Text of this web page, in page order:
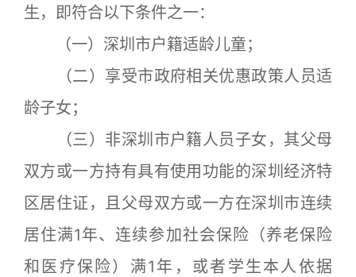
生，即符合以下条件之一：
（一）深圳市户籍适龄儿童；
（二）享受市政府相关优惠政策人员适
龄子女；
（三）非深圳市户籍人员子女，其父母
双方或一方持有具有使用功能的深圳经济特
区居住证，且父母双方或一方在深圳市连续
居住满1年、连续参加社会保险（养老保险
和医疗保险）满1年，或者学生本人依据